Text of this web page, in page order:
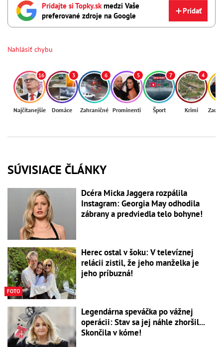
Pridajte si Topky.sk medzi Vaše
preferované zdroje na Google
Pridať
Nahlásiť chybu
16
Najčítanejšie
3
Domáce
6
Zahraničné
5
Prominenti
7
Šport
4
Krimi
SÚVISIACE ČLÁNKY
Dcéra Micka Jaggera rozpálila
Instagram: Georgia May odhodila
zábrany a predviedla telo bohyne!
FOTO
Herec ostal v šoku: V televíznej
relácii zistil, že jeho manželka je
jeho príbuzná!
Legendárna speváčka po vážnej
operácii: Stav sa jej náhle zhoršil...
Skončila v kóme!